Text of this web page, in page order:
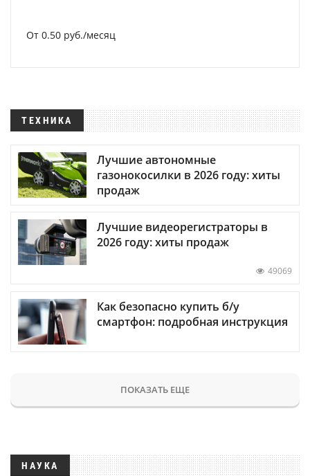
От 0.50 руб./месяц
ТЕХНИКА
Лучшие автономные
газонокосилки в 2026 году: хиты
продаж
Лучшие видеорегистраторы в
2026 году: хиты продаж
49069
Как безопасно купить б/у
смартфон: подробная инструкция
ПОКАЗАТЬ ЕЩЕ
НАУКА